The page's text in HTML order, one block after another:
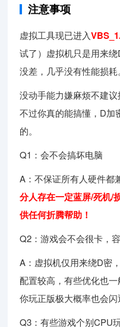
注意事项
虚拟工具现已进入
试了）虚拟机只是用来
没差，几乎没有性能损耗。
没动手能力嫌麻烦不建
不过你真的能搞懂，D加
的。
Q1：会不会搞坏电脑
A：不保证所有人硬件都
分人存在一定蓝屏/死机/
供任何折腾帮助！
Q2：游戏会不会很卡，
A：虚拟机仅用来绕D密
配置较高，有些优化也
你玩正版极大概率也会闪
Q3：有些游戏个别CPU